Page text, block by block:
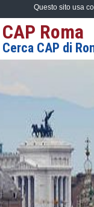
CAP Roma
Cerca CAP di
Questo sito usa